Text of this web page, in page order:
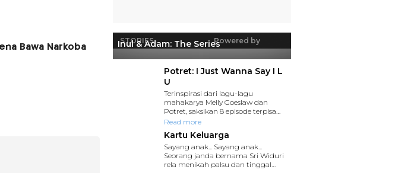
Bawa Narkoba